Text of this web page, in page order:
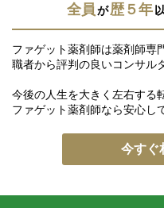
全員が歴５年
ファゲット薬剤師は薬剤師専
職者から評判の良いコンサル
今後の人生を大きく左右する
ファゲット薬剤師なら安心し
今すぐ